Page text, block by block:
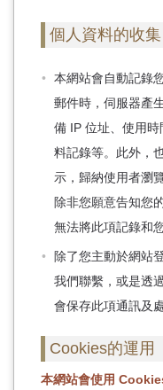
個人資料的收集
本網站會自動記錄
郵件時，伺服器產
備 IP 位址、使用
料記錄等。此外，
示，歸納使用者瀏
除非您願意告知您
無法將此項記錄和
除了您主動於網站
我們聯繫，或是透
會保存此項通訊及
Cookies的運用
本網站會使用